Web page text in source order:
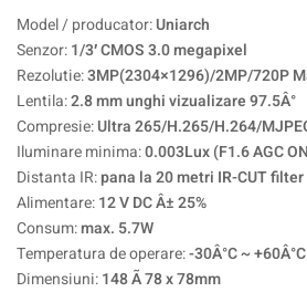
Model / producator:Uniarch
Senzor:1/3′ CMOS 3.0 megapixel
Rezolutie:3MP(2304×1296)/2MP/720P
Lentila:2.8 mm unghi vizualizare 97.5Â°
Compresie:Ultra 265/H.265/H.264/
Iluminare minima:0.003Lux (F1.6 AGC
Distanta IR:pana la 20 metri IR-CUT
Alimentare:12 V DC Â± 25%
Consum:max. 5.7W
Temperatura de operare:-30Â°C ~
Dimensiuni:148 Ã 78 x 78mm